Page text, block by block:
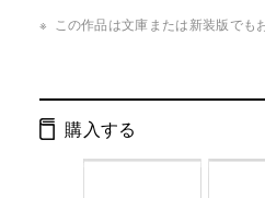
ISBN：
この作品は文庫または新装版でも
購入する